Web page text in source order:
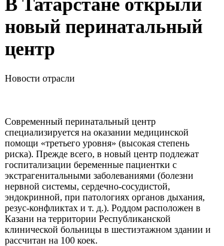
В Татарстане открыли
новый перинатальный
центр
Новости отрасли
Современный перинатальный центр
специализируется на оказании медицинской
помощи «третьего уровня» (высокая степень
риска). Прежде всего, в новый центр подлежат
госпитализации беременные пациентки с
экстрагенитальными заболеваниями (болезни
нервной системы, сердечно-сосудистой,
эндокринной, при патологиях органов дыхания,
резус-конфликтах и т. д.). Роддом расположен в
Казани на территории Республиканской
клинической больницы в шестиэтажном здании и
рассчитан на 100 коек.